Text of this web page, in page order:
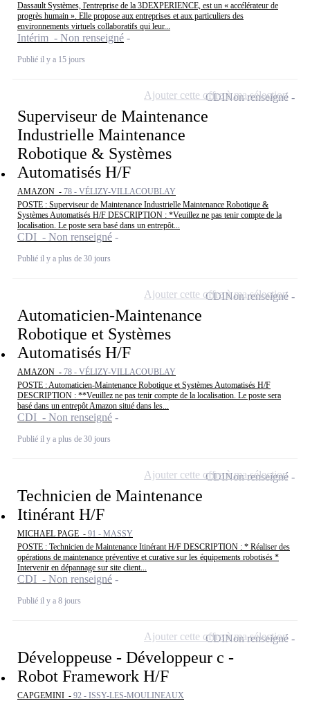
Dassault Systèmes, l'entreprise de la 3DEXPERIENCE, est un « accélérateur de
progrès humain ». Elle propose aux entreprises et aux particuliers des
environnements virtuels collaboratifs qui leur...
Intérim - Non renseigné
Publié il y a 15 jours
Superviseur de Maintenance
Industrielle Maintenance
Robotique & Systèmes
Automatisés H/F
AMAZON - 78 - VÉLIZY-VILLACOUBLAY
POSTE : Superviseur de Maintenance Industrielle Maintenance Robotique &
Systèmes Automatisés H/F DESCRIPTION : *Veuillez ne pas tenir compte de la
localisation. Le poste sera basé dans un entrepôt...
CDI - Non renseigné
Publié il y a plus de 30 jours
CDINon renseigné
Ajouter cette offre à ma sélection
Automaticien-Maintenance
Robotique et Systèmes
Automatisés H/F
AMAZON - 78 - VÉLIZY-VILLACOUBLAY
POSTE : Automaticien-Maintenance Robotique et Systèmes Automatisés H/F
DESCRIPTION : **Veuillez ne pas tenir compte de la localisation. Le poste sera
basé dans un entrepôt Amazon situé dans les...
CDI - Non renseigné
Publié il y a plus de 30 jours
CDINon renseigné
Ajouter cette offre à ma sélection
Technicien de Maintenance
Itinérant H/F
MICHAEL PAGE - 91 - MASSY
POSTE : Technicien de Maintenance Itinérant H/F DESCRIPTION : * Réaliser des
opérations de maintenance préventive et curative sur les équipements robotisés *
Intervenir en dépannage sur site client...
CDI - Non renseigné
Publié il y a 8 jours
CDINon renseigné
Ajouter cette offre à ma sélection
Développeuse - Développeur c -
Robot Framework H/F
CAPGEMINI - 92 - ISSY-LES-MOULINEAUX
CDINon renseigné
Ajouter cette offre à ma sélection